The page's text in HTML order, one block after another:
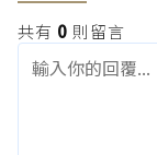
共有 0 則留言